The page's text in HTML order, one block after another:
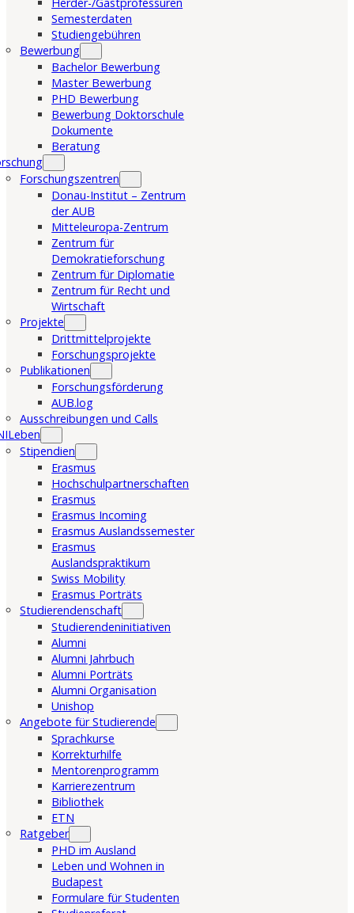
Semesterdaten
Studiengebühren
Bewerbung
Bachelor Bewerbung
Master Bewerbung
PHD Bewerbung
Bewerbung Doktorschule
Dokumente
Beratung
Forschungszentren
Donau-Institut – Zentrum
der AUB
Mitteleuropa-Zentrum
Zentrum für
Demokratieforschung
Zentrum für Diplomatie
Zentrum für Recht und
Wirtschaft
Projekte
Drittmittelprojekte
Forschungsprojekte
Publikationen
Forschungsförderung
AUB.log
Ausschreibungen und Calls
Stipendien
Erasmus
Hochschulpartnerschaften
Erasmus
Erasmus Incoming
Erasmus Auslandssemester
Erasmus
Auslandspraktikum
Swiss Mobility
Erasmus Porträts
Studierendenschaft
Studierendeninitiativen
Alumni
Alumni Jahrbuch
Alumni Porträts
Alumni Organisation
Unishop
Angebote für Studierende
Sprachkurse
Korrekturhilfe
Mentorenprogramm
Karrierezentrum
Bibliothek
ETN
Ratgeber
PHD im Ausland
Leben und Wohnen in
Budapest
Formulare für Studenten